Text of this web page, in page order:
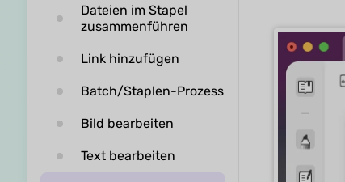
Dateien im Stapel
zusammenführen
Link hinzufügen
Batch/Staplen-Prozess
Bild bearbeiten
Text bearbeiten